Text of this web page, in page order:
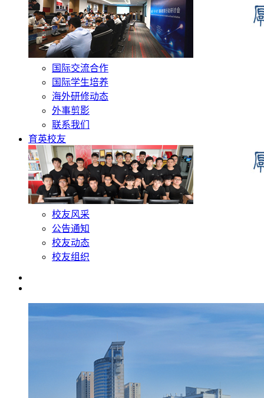
国际交流合作
国际学生培养
海外研修动态
外事剪影
联系我们
育英校友
校友风采
公告通知
校友动态
校友组织